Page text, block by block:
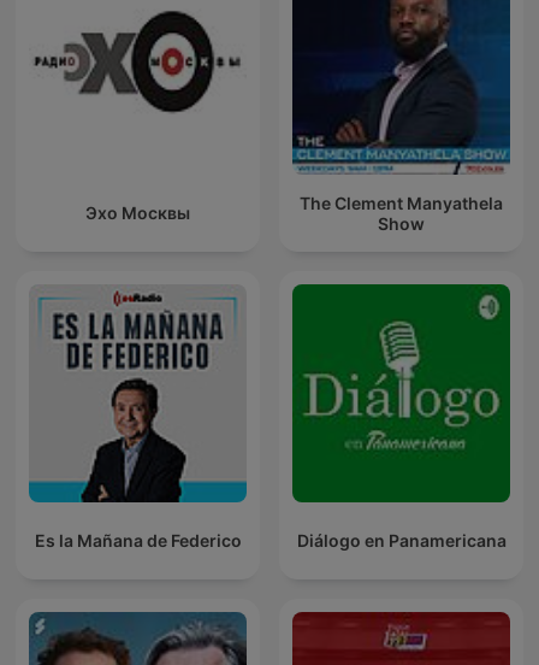
Эхо Москвы
The Clement Manyathela
Show
Es la Mañana de Federico Diálogo en Panamericana